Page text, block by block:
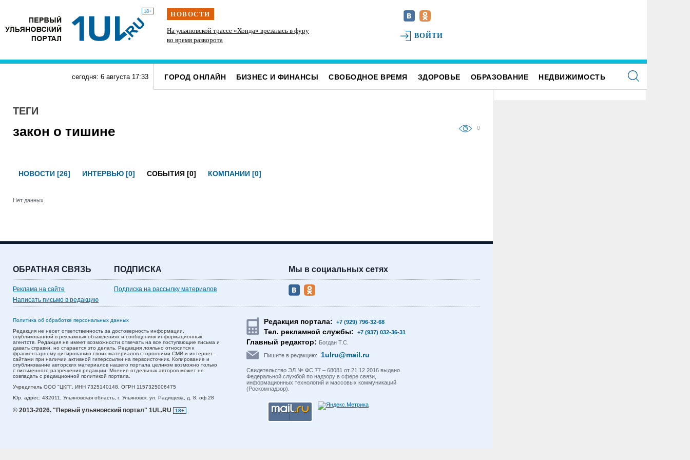
18+ НОВОСТИ
Подросток на питбайке сшиб двух 15-летних
велосипедисток в Павловке
На ульяновской трассе «Хонда» врезалась в фуру
во время разворота
Инзенцы простятся с земляком, погибшим на
ВОЙТИ
сегодня: 6 августа 17:33 ГОРОД ОНЛАЙН БИЗНЕС И ФИНАНСЫ СВОБОДНОЕ ВРЕМЯ ЗДОРОВЬЕ ОБРАЗОВАНИЕ НЕДВИЖИМОСТЬ
ТЕГИ
закон о тишине 0
НОВОСТИ [26] ИНТЕРВЬЮ [0] СОБЫТИЯ [0] КОМПАНИИ [0]
Нет данных
ОБРАТНАЯ СВЯЗЬ
Реклама на сайте
Написать письмо в редакцию
ПОДПИСКА
Подписка на рассылку материалов
Мы в социальных сетях
Политика об обработке персональных данных
Редакция не несет ответственность за достоверность информации,
опубликованной в рекламных объявлениях и сообщениях информационных
агентств. Редакция не имеет возможности отвечать на все поступающие письма и
давать справки, но старается это делать. Редакция лояльно относится к
фрагментарному цитированию своих материалов сторонними СМИ и интернет-
сайтами при наличии активной гиперссылки на первоисточник. Копирование и
опубликование авторских материалов нашего портала целиком возможно только
с письменного разрешения редакции. Мнение отдельных авторов может не
совпадать с редакционной политикой портала.
Учредитель ООО "ЦКП". ИНН 7325140148, ОГРН 1157325006475
Юр. адрес: 432011, Ульяновская область, г. Ульяновск, ул. Радищева, д. 8, оф.28
© 2013-2026. "Первый ульяновский портал" 1UL.RU 18+
Редакция портала: +7 (929) 796-32-68
Тел. рекламной службы: +7 (937) 032-36-31
Главный редактор: Богдан Т.С.
Пишите в редакцию: 1ulru@mail.ru
Свидетельство ЭЛ № ФС 77 – 68081 от 21.12.2016 выдано
Федеральной службой по надзору в сфере связи,
информационных технологий и массовых коммуникаций
(Роскомнадзор).